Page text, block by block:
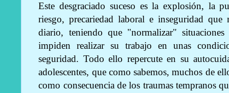
Este desgraciado suceso es la explosión, la
riesgo, precariedad laboral e inseguridad que
diario, teniendo que "normalizar"
impiden realizar su trabajo en unas
seguridad. Todo ello repercute en su
adolescentes, que como sabemos, muchos de
como consecuencia de los traumas tempranos